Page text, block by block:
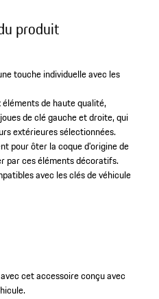
produit
touche individuelle avec les
éléments de haute qualité,
de clé gauche et droite, qui
extérieures sélectionnées.
pour ôter la coque d’origine de
par ces éléments décoratifs.
avec les clés de véhicule
cet accessoire conçu avec